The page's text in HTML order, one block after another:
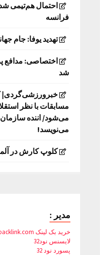
احتمال هم‌تیمی
فرانسه
تهدید یوفا: جام
اختصاصی: مدافع
شد
خبرورزشی‌گردی|
مسابقات با نظر
می‌شود/ اننده سازمان
می‌نویسد!
کلوپ کارش در
مدیر :
خرید بک لینک behtarinbacklink.com
لایسنس نود32
پسورد نود 32